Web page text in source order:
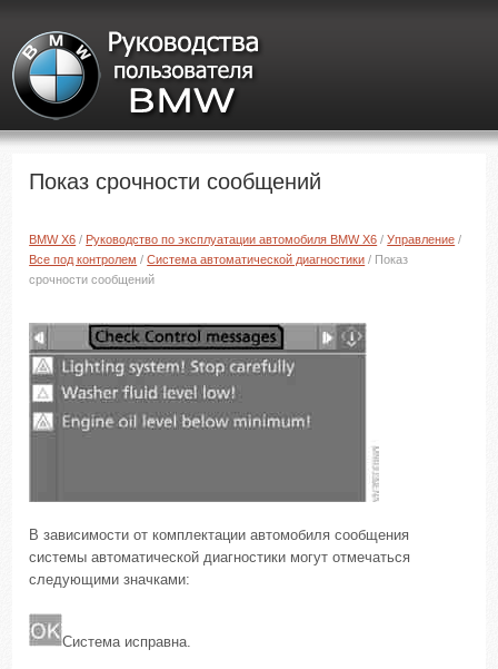
Показ срочности сообщений
BMW X6 / Руководство по эксплуатации автомобиля BMW X6 /Управление /
Все под контролем /Система автоматической диагностики / Показ
срочности сообщений
В зависимости от комплектации автомобиля сообщения
системы автоматической диагностики могут отмечаться
следующими значками:
Система исправна.